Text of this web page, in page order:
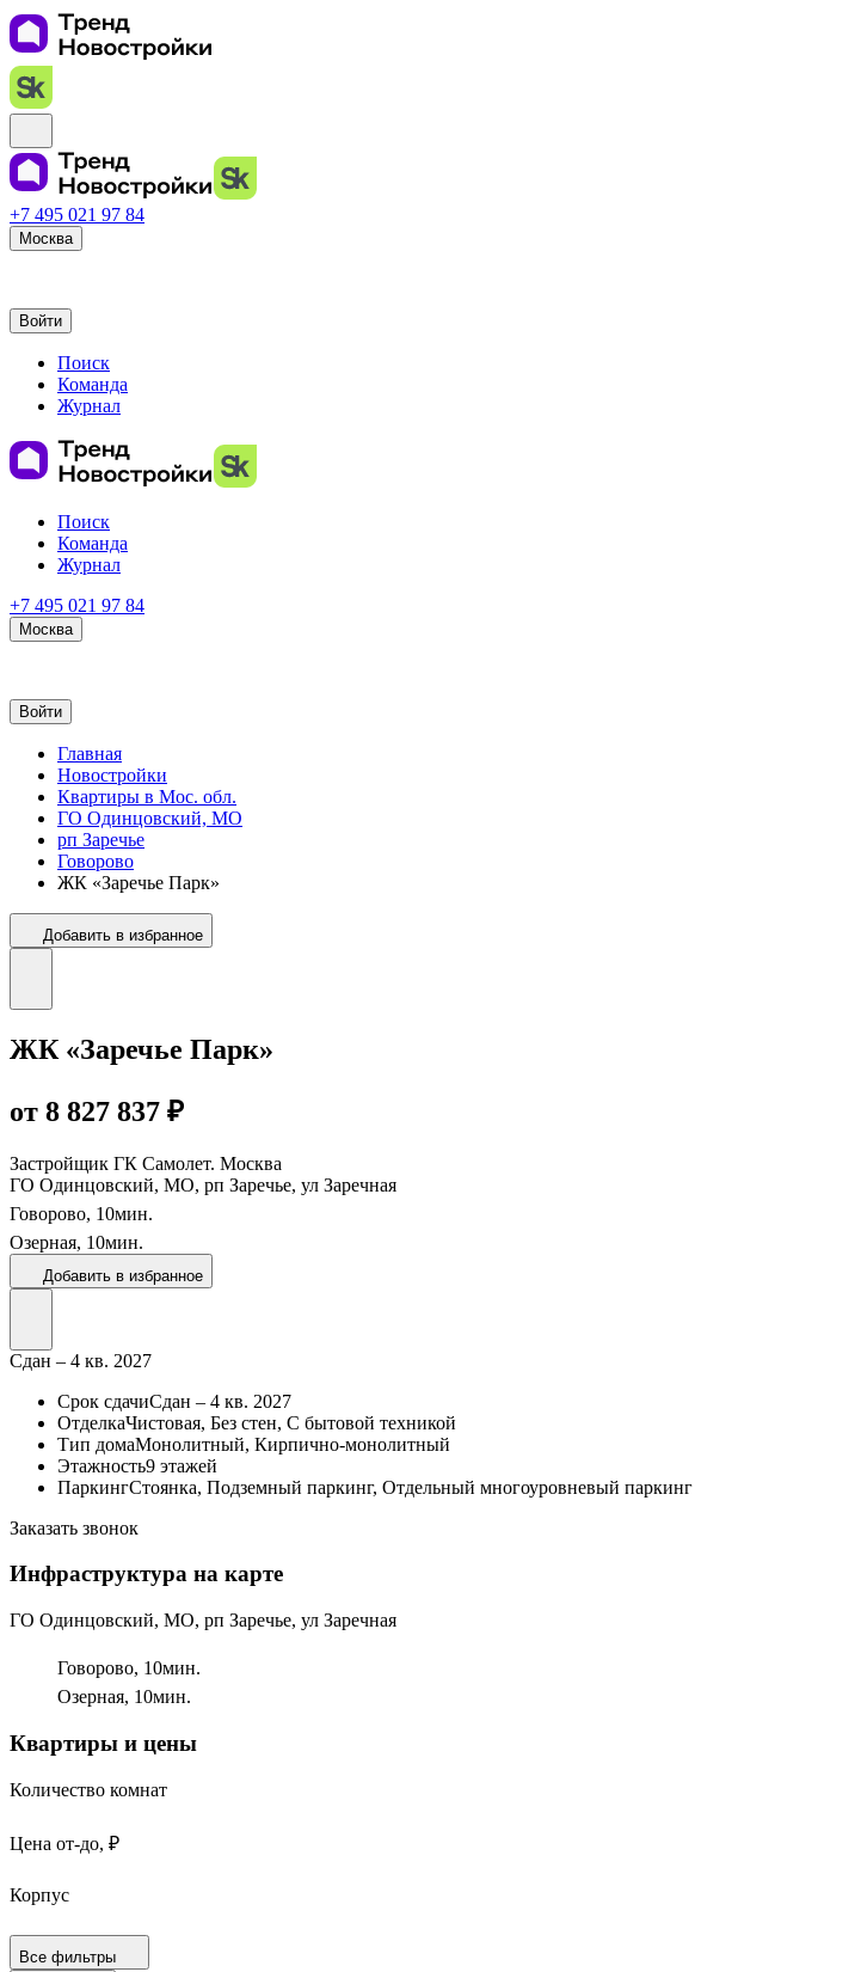
+7 495 021 97 84
Москва
Войти
Поиск
Команда
Журнал
Поиск
Команда
Журнал
+7 495 021 97 84
Москва
Войти
Главная
Новостройки
Квартиры в Мос. обл.
ГО Одинцовский, МО
рп Заречье
Говорово
ЖК «Заречье Парк»
Добавить в избранное
ЖК «Заречье Парк»
от 8 827 837 ₽
Застройщик ГК Самолет. Москва
ГО Одинцовский, МО, рп Заречье, ул Заречная
Говорово, 10мин.
Озерная, 10мин.
Добавить в избранное
Сдан – 4 кв. 2027
Срок сдачиСдан – 4 кв. 2027
ОтделкаЧистовая, Без стен, С бытовой техникой
Тип домаМонолитный, Кирпично-монолитный
Этажность9 этажей
ПаркингСтоянка, Подземный паркинг, Отдельный многоуровневый паркинг
Заказать звонок
Инфраструктура на карте
ГО Одинцовский, МО, рп Заречье, ул Заречная
Говорово, 10мин.
Озерная, 10мин.
Квартиры и цены
Количество комнат
Цена от-до, ₽
Корпус
Срок сдачи
Все фильтры